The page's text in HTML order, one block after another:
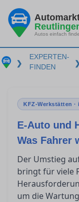
Autos einfach
❯
EXPERTEN-
FINDEN
❯
KFZ-Werkstätten ·
E-Auto und
Was Fahrer
Der Umstieg
bringt für viele
um die